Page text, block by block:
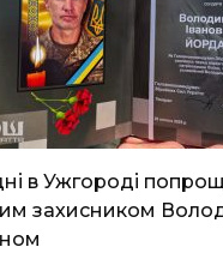
в Ужгороді
захисником